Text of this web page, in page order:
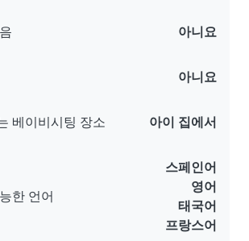
아니요
아니요
베이비시팅 장소 아이 집에서
한 언어
스페인어
영어
태국어
프랑스어